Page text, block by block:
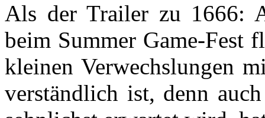
Als der Trailer zu 1666:
beim Summer Game-Fest
kleinen Verwechslungen
verständlich ist, denn